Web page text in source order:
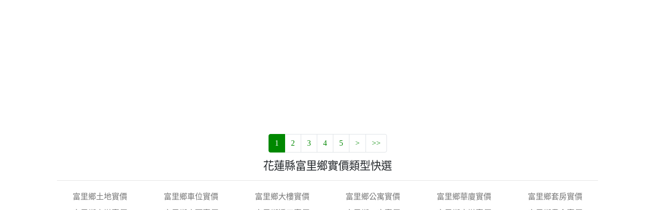
1 2 3 4 5 > >>
花蓮縣富里鄉實價類型快選
富里鄉土地實價 富里鄉車位實價 富里鄉大樓實價 富里鄉公寓實價 富里鄉華廈實價
富里鄉套房實價